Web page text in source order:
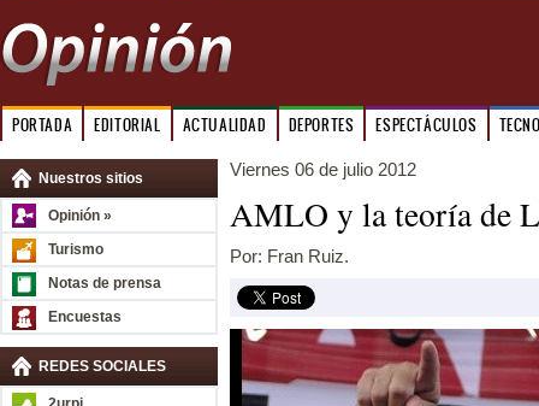
PORTADA EDITORIAL ACTUALIDAD DEPORTES ESPECTÁCULOS
Nuestros sitios
Opinión »
Turismo
Notas de prensa
Encuestas
REDES SOCIALES
Viernes 06 de julio 2012
AMLO y la teoría de
Por: Fran Ruiz.